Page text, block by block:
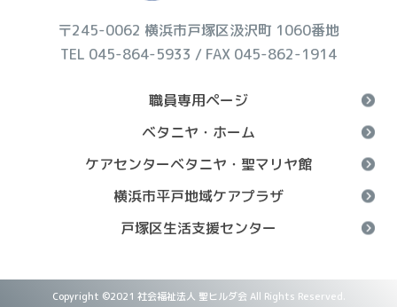
〒245-0062 横浜市戸塚区汲沢町 1060番地
TEL 045-864-5933 / FAX 045-862-1914
職員専用ページ
ベタニヤ・ホーム
ケアセンターベタニヤ・聖マリヤ館
横浜市平戸地域ケアプラザ
戸塚区生活支援センター
Copyright ©2021 社会福祉法人 聖ヒルダ会 All Rights Reserved.